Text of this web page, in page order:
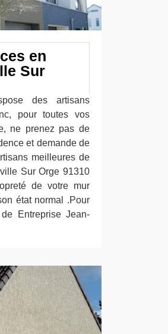
en
Sur
des artisans
pour toutes vos
ne prenez pas de
et demande de
meilleures de
Sur Orge 91310
de votre mur
état normal .Pour
Entreprise Jean-